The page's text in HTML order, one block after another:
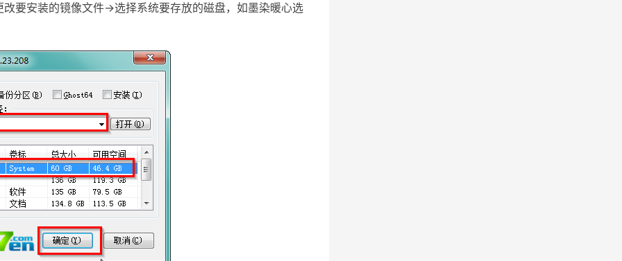
改要安装的镜像文件→选择系统要存放的磁盘，如墨染暖心选